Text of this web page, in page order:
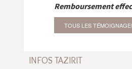
Remboursement
TOUS LES
INFOS TAZIRIT